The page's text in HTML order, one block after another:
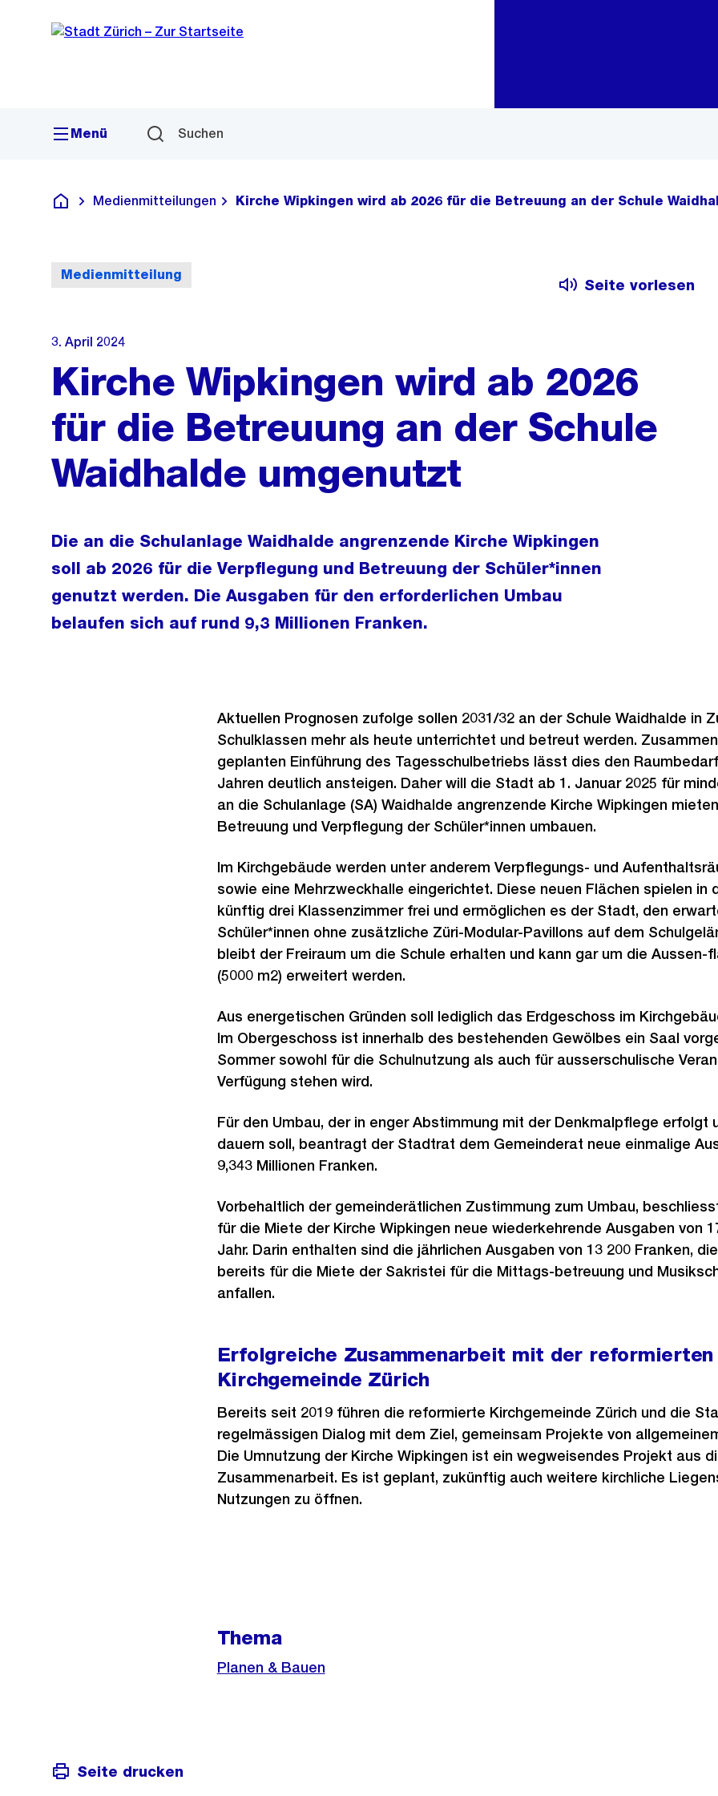
Navigation
Sprunglink
Menü Suchen
Deutsch
Medienmitteilungen Kirche Wipkingen wird ab 2026 für die Betreuung an der Schule
Medienmitteilung
Seite vorlesen
3. April 2024
Kirche Wipkingen wird ab 2026
für die Betreuung an der Schule
Waidhalde umgenutzt
Die an die Schulanlage Waidhalde angrenzende Kirche Wipkingen
soll ab 2026 für die Verpflegung und Betreuung der Schüler*innen
genutzt werden. Die Ausgaben für den erforderlichen Umbau
belaufen sich auf rund 9,3 Millionen Franken.
Aktuellen Prognosen zufolge sollen 2031/32 an der Schule Waidhalde in
Schulklassen mehr als heute unterrichtet und betreut werden.
geplanten Einführung des Tagesschulbetriebs lässt dies den
Jahren deutlich ansteigen. Daher will die Stadt ab 1. Januar 2025 für
an die Schulanlage (SA) Waidhalde angrenzende Kirche Wipkingen
Betreuung und Verpflegung der Schüler*innen umbauen.
Im Kirchgebäude werden unter anderem Verpflegungs- und
sowie eine Mehrzweckhalle eingerichtet. Diese neuen Flächen spielen in
künftig drei Klassenzimmer frei und ermöglichen es der Stadt, den
Schüler*innen ohne zusätzliche Züri-Modular-Pavillons auf dem
bleibt der Freiraum um die Schule erhalten und kann gar um die Aussen-
(5000 m2) erweitert werden.
Aus energetischen Gründen soll lediglich das Erdgeschoss im
Im Obergeschoss ist innerhalb des bestehenden Gewölbes ein Saal
Sommer sowohl für die Schulnutzung als auch für ausserschulische
Verfügung stehen wird.
Für den Umbau, der in enger Abstimmung mit der Denkmalpflege erfolgt
dauern soll, beantragt der Stadtrat dem Gemeinderat neue einmalige
9,343 Millionen Franken.
Vorbehaltlich der gemeinderätlichen Zustimmung zum Umbau,
für die Miete der Kirche Wipkingen neue wiederkehrende Ausgaben von
Jahr. Darin enthalten sind die jährlichen Ausgaben von 13 200 Franken,
bereits für die Miete der Sakristei für die Mittags-betreuung und
anfallen.
Erfolgreiche Zusammenarbeit mit der reformierten
Kirchgemeinde Zürich
Bereits seit 2019 führen die reformierte Kirchgemeinde Zürich und die
regelmässigen Dialog mit dem Ziel, gemeinsam Projekte von
Die Umnutzung der Kirche Wipkingen ist ein wegweisendes Projekt aus
Zusammenarbeit. Es ist geplant, zukünftig auch weitere kirchliche
Nutzungen zu öffnen.
Thema
Planen & Bauen
Seite drucken